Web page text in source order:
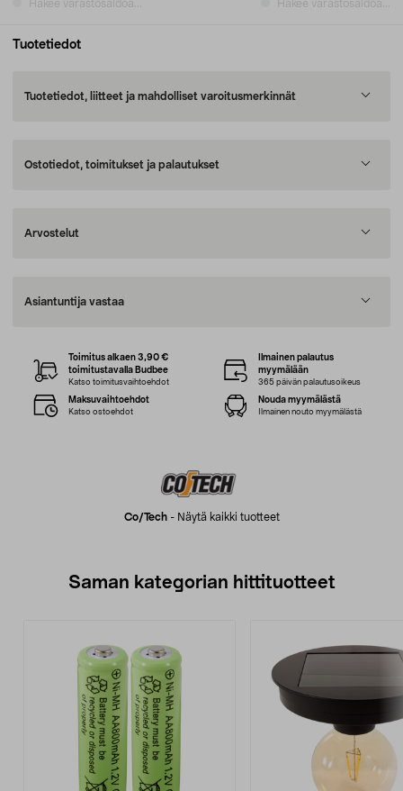
Hakee varastosaldoa... Hakee varastosaldoa...
Tuotetiedot
Tuotetiedot, liitteet ja mahdolliset varoitusmerkinnät
Ostotiedot, toimitukset ja palautukset
Arvostelut
Asiantuntija vastaa
Co/tech- Näytä kaikki tuotteet
Toimitus alkaen 3,90 €
toimitustavalla Budbee
Katso toimitusvaihtoehdot
Ilmainen palautus
myymälään
365 päivän palautusoikeus
Maksuvaihtoehdot
Katso ostoehdot
Nouda myymälästä
Ilmainen nouto myymälästä
Saman kategorian hittituotteet